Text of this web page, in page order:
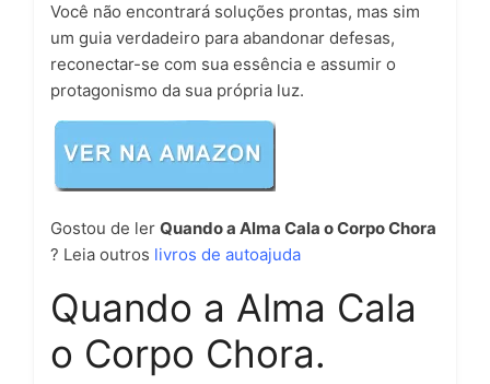
Você não encontrará soluções prontas, mas sim
um guia verdadeiro para abandonar defesas,
reconectar-se com sua essência e assumir o
protagonismo da sua própria luz.
Gostou de ler Quando a Alma Cala o Corpo Chora
? Leia outros livros de autoajuda
Quando a Alma Cala
o Corpo Chora.